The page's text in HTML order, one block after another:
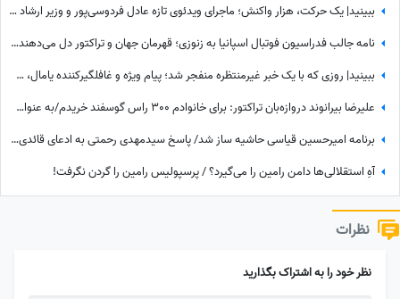
ببینید| یک حرکت، هزار واکنش؛ ماجرای ویدئوی تازه عادل فردوسی‌پور و وزیر ارشاد در مراسم ختم اکبر عبدی چیست؟
نامه جالب فدراسیون فوتبال اسپانیا به زنوزی؛ قهرمان جهان و تراکتور دل می‌دهند و قلوه می‌گیرند!
ببینید| روزی که با یک خبر غیرمنتظره منفجر شد؛ پیام ویژه و غافلگیرکننده یامال، ستاره تیم اسپانیا برای دختر 28 ساله داور صداتو چه بود؟
علیرضا بیرانوند دروازه‌بان تراکتور: برای خانوادم 300 راس گوسفند خریدم/به عنوان یک چوپان همیشه سنگ در دستانم بود تا از گوسفندان مراقبت کنم
برنامه امیرحسین قیاسی حاشیه ساز شد/ پاسخ سیدمهدی رحمتی به ادعای قائدی؛ رحمتی به قائدی گفته بود شلوارت را درمی‌آورم؟!
آهِ استقلالی‌ها دامن رامین را می‌گیرد؟ / پرسپولیس رامین را گردن نگرفت!
نظرات
نظر خود را به اشتراک بگذارید